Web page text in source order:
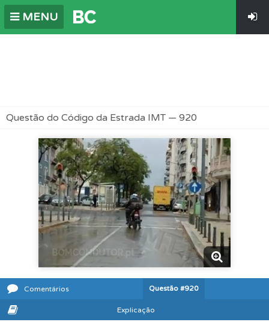
MENU
Questão do Código da Estrada IMT — 920
Comentários Questão #920
Explicação